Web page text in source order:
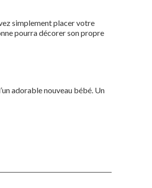
simplement placer votre
pourra décorer son propre
adorable nouveau bébé. Un